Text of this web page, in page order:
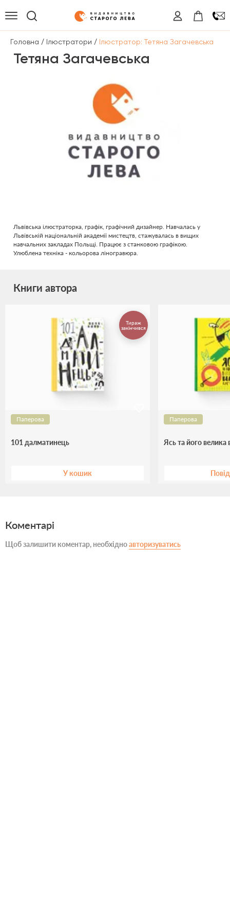
Головна / Ілюстратори / Ілюстратор: Тетяна Загачевська
Тетяна Загачевська
Львівська ілюстраторка, графік, графічний дизайнер. Навчалась у
Львівській національній академії мистецтв, стажувалась в вищих
навчальних закладах Польщі. Працює з станковою графікою.
Улюблена техніка - кольорова ліногравюра.
Книги автора
Тираж
закінчився
Паперова
101 далматинець
У кошик
Паперова
Ясь та його велика
Коментарі
Щоб залишити коментар, необхідноавторизуватись